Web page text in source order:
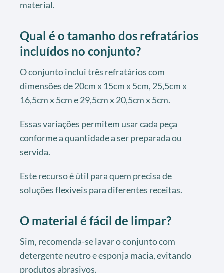
material.
Qual é o tamanho dos refratários
incluídos no conjunto?
O conjunto inclui três refratários com
dimensões de 20cm x 15cm x 5cm, 25,5cm x
16,5cm x 5cm e 29,5cm x 20,5cm x 5cm.
Essas variações permitem usar cada peça
conforme a quantidade a ser preparada ou
servida.
Este recurso é útil para quem precisa de
soluções flexíveis para diferentes receitas.
O material é fácil de limpar?
Sim, recomenda-se lavar o conjunto com
detergente neutro e esponja macia, evitando
produtos abrasivos.